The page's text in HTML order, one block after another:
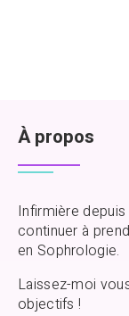
À propos
Infirmière
continuer à
en Sophrologie.
Laissez-moi
objectifs !